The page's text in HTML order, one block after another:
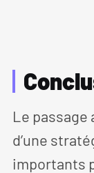
Le passage
d’une
importants